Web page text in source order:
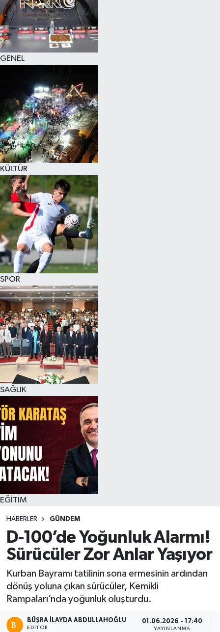
GENEL
KÜLTÜR
SPOR
SAĞLIK
EĞİTİM
HABERLER GÜNDEM
D-100’de Yoğunluk Alarmı!
Sürücüler Zor Anlar Yaşıyor
Kurban Bayramı tatilinin sona ermesinin ardından
dönüş yoluna çıkan sürücüler, Kemikli
Rampaları’nda yoğunluk oluşturdu.
BÜŞRA İLAYDA ABDULLAHOĞLU
EDITÖR
01.06.2026 - 17:40
YAYINLANMA
KÜLTÜR SANAT
MAGAZİN
SAĞLIK
SİYASET
SPOR
TEKNOLOJİ
VİZYONDAKİLER
YAŞAM